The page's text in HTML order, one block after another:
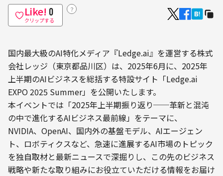
Like! 0
クリップする
？
国内最大級のAI特化メディア『Ledge.ai』を運営する株式
会社レッジ（東京都品川区）は、2025年6月に、2025年
上半期のAIビジネスを総括する特設サイト「Ledge.ai
EXPO 2025 Summer」を公開いたします。
本イベントでは「2025年上半期振り返り──革新と混沌
の中で進化するAIビジネス最前線」をテーマに、
NVIDIA、OpenAI、国内外の基盤モデル、AIエージェン
ト、ロボティクスなど、急速に進展するAI市場のトピック
を独自取材と最新ニュースで深掘りし、この先のビジネス
戦略や新たな取り組みにお役立ていただける情報をお届け